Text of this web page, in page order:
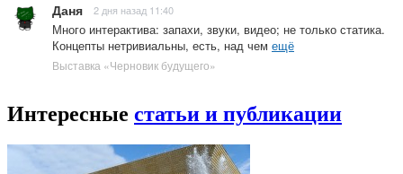
Даня 2 дня назад 11:40
Много интерактива: запахи, звуки, видео; не только статика.
Концепты нетривиальны, есть, над чем ещё
Выставка «Черновик будущего»
Интересные статьи и публикации